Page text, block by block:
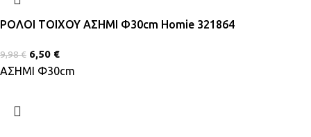
ΡΟΛΟΙ ΤΟΙΧΟΥ ΑΣΗΜΙ Φ30cm Homie 321864
9,98€ 6,50 €
ΑΣΗΜΙ Φ30cm